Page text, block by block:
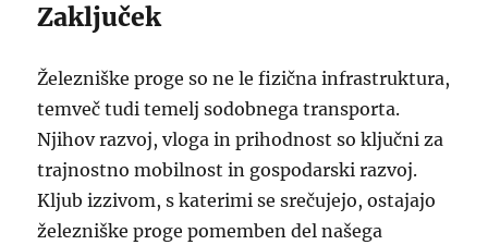
Zaključek
Železniške proge so ne le fizična infrastruktura,
temveč tudi temelj sodobnega transporta.
Njihov razvoj, vloga in prihodnost so ključni za
trajnostno mobilnost in gospodarski razvoj.
Kljub izzivom, s katerimi se srečujejo, ostajajo
železniške proge pomemben del našega